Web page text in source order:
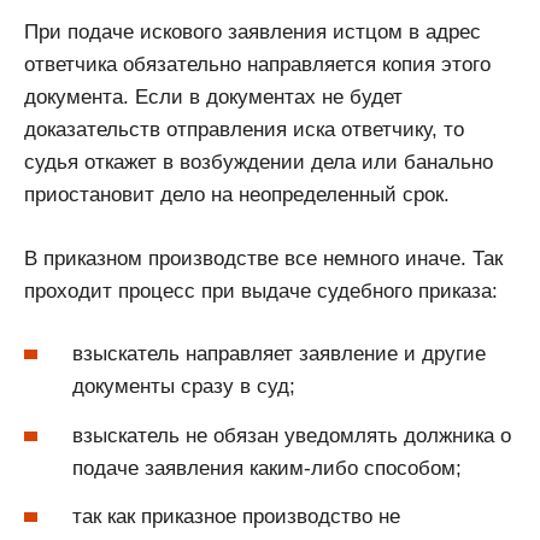
При подаче искового заявления истцом в адрес
ответчика обязательно направляется копия этого
документа. Если в документах не будет
доказательств отправления иска ответчику, то
судья откажет в возбуждении дела или банально
приостановит дело на неопределенный срок.
В приказном производстве все немного иначе. Так
проходит процесс при выдаче судебного приказа:
взыскатель направляет заявление и другие
документы сразу в суд;
взыскатель не обязан уведомлять должника о
подаче заявления каким-либо способом;
так как приказное производство не